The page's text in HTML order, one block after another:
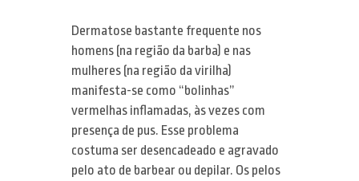
Contato
LED e Bioestimulação
Laser Q-Switched
Dermatose bastante frequente nos
homens (na região da barba) e nas
mulheres (na região da virilha)
manifesta-se como “bolinhas”
vermelhas inflamadas, às vezes com
presença de pus. Esse problema
costuma ser desencadeado e agravado
pelo ato de barbear ou depilar. Os pelos